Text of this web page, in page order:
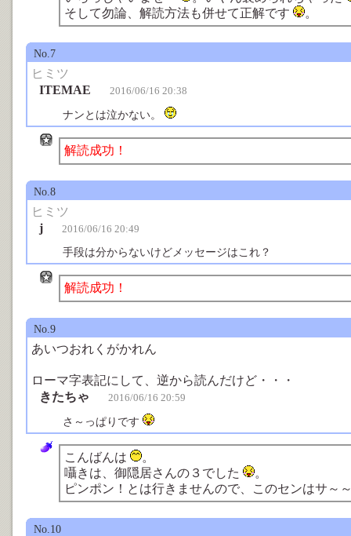
そして勿論、解読方法も併せて正解です
。
No.7
ヒミツ
ITEMAE
2016/06/16 20:38
ナンとは泣かない。
解読成功！
No.8
ヒミツ
j
2016/06/16 20:49
手段は分からないけどメッセージはこれ？
解読成功！
No.9
あいつおれくがかれん
ローマ字表記にして、逆から読んだけど・・・
きたちゃ
2016/06/16 20:59
さ～っぱりです
こんばんは
。
囁きは、御隠居さんの３でした
。
ピンポン！とは行きませんので、このセンはサ～
No.10